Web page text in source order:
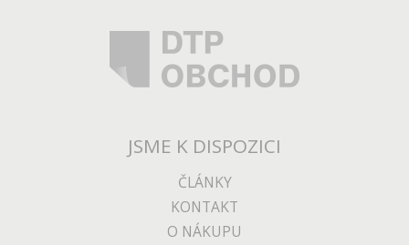
JSME K DISPOZICI
ČLÁNKY
KONTAKT
O NÁKUPU